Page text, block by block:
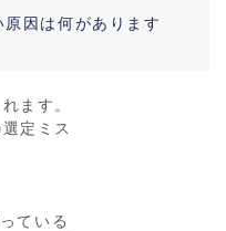
因は何があります
ます。
定ミス
ている